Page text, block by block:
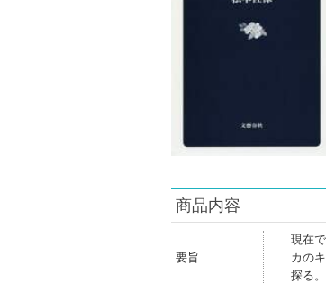
商品内容
要旨
現在
カの
探る。